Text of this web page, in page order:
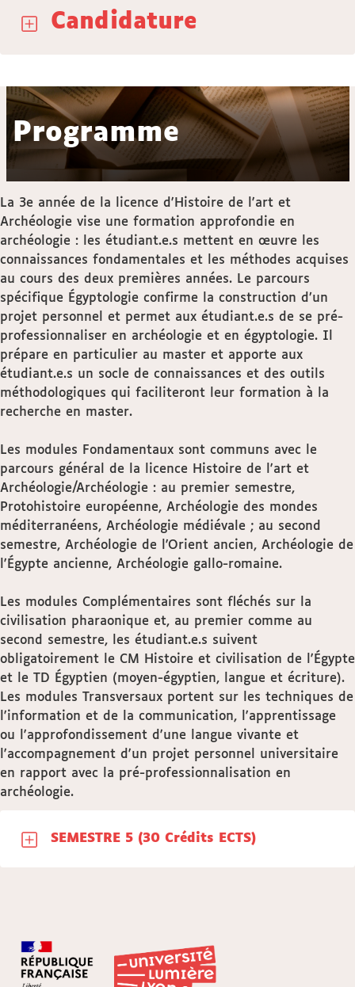
Candidature
Programme
La 3e année de la licence d'Histoire de l'art et
Archéologie vise une formation approfondie en
archéologie : les étudiant.e.s mettent en œuvre les
connaissances fondamentales et les méthodes acquises
au cours des deux premières années. Le parcours
spécifique Égyptologie confirme la construction d’un
projet personnel et permet aux étudiant.e.s de se pré-
professionnaliser en archéologie et en égyptologie. Il
prépare en particulier au master et apporte aux
étudiant.e.s un socle de connaissances et des outils
méthodologiques qui faciliteront leur formation à la
recherche en master.
Les modules Fondamentaux sont communs avec le
parcours général de la licence Histoire de l'art et
Archéologie/Archéologie : au premier semestre,
Protohistoire européenne, Archéologie des mondes
méditerranéens, Archéologie médiévale ; au second
semestre, Archéologie de l'Orient ancien, Archéologie de
l'Égypte ancienne, Archéologie gallo-romaine.
Les modules Complémentaires sont fléchés sur la
civilisation pharaonique et, au premier comme au
second semestre, les étudiant.e.s suivent
obligatoirement le CM Histoire et civilisation de l'Égypte
et le TD Égyptien (moyen-égyptien, langue et écriture).
Les modules Transversaux portent sur les techniques de
l'information et de la communication, l'apprentissage
ou l'approfondissement d'une langue vivante et
l'accompagnement d'un projet personnel universitaire
en rapport avec la pré-professionnalisation en
archéologie.
SEMESTRE 5 (30 Crédits ECTS)